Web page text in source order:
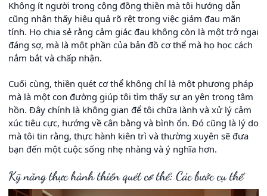
Không ít người trong cộng đồng thiền mà tôi hướng dẫn
cũng nhận thấy hiệu quả rõ rệt trong việc giảm đau mãn
tính. Họ chia sẻ rằng cảm giác đau không còn là một trở ngại
đáng sợ, mà là một phần của bản đồ cơ thể mà họ học cách
nắm bắt và chấp nhận.
Cuối cùng, thiền quét cơ thể không chỉ là một phương pháp
mà là một con đường giúp tôi tìm thấy sự an yên trong tâm
hồn. Đây chính là không gian để tôi chữa lành và xử lý cảm
xúc tiêu cực, hướng về cân bằng và bình ổn. Đó cũng là lý do
mà tôi tin rằng, thực hành kiên trì và thường xuyên sẽ đưa
bạn đến một cuộc sống nhẹ nhàng và ý nghĩa hơn.
Kỹ năng thực hành thiền quét cơ thể: Các bước cụ thể